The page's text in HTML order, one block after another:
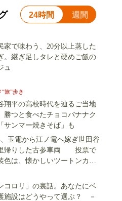
24時間 週間
家で味わう、20分以上蒸した
。継ぎ足しタレと硬めご飯の
ュ
旅”歩き
翔平の高校時代を辿るご当地
勝つと食べたチョコバナナク
サンマー焼きそば」も
玉電から江ノ電へ嫁ぎ世田谷
帰りした古参車両 投票で
色は、懐かしいツートンカラ
コロリ」の裏話。あなたにベ
施設はどうやって選ぶ？ －